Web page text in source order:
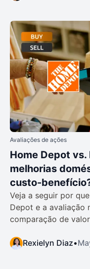
Avaliações de ações
Home Depot
melhorias
custo-
Veja a seguir por
Depot e a avaliação
comparação de
Rexielyn Diaz•